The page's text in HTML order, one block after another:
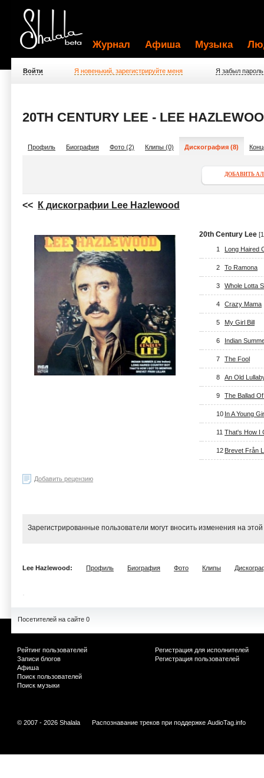
Журнал Афиша Музыка
Войти Я новенький, зарегистрируйте меня Я забыл пароль
20TH CENTURY LEE - LEE
Профиль Биография Фото (2) Клипы (0) Дискография (8)
ДОБАВИТЬ
<< К дискографии Lee Hazlewood
20th Century Lee
1 Long Haired
2 To Ramona
3 Whole Lotta
4 Crazy Mama
5 My Girl Bill
6 Indian
7 The Fool
8 An Old
9 The Ballad
10 In A Young
11 That's How I
12 Brevet Från
Добавить рецензию
Зарегистрированные пользователи могут вносить изменения на
Lee Hazlewood: Профиль Биография Фото Клипы
Посетителей на сайте 0
Рейтинг пользователей
Записи блогов
Афиша
Поиск пользователей
Поиск музыки
Регистрация для исполнителей
Регистрация пользователей
© 2007 - 2026 Shalala Распознавание треков при поддержке AudioTag.info